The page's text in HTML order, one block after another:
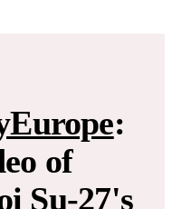
:
of
Su-27's